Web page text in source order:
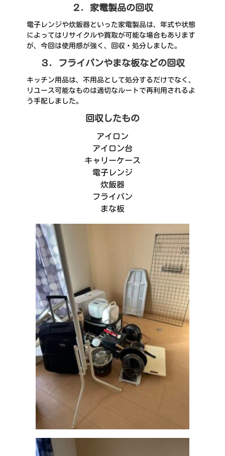
２．家電製品の回収
電子レンジや炊飯器といった家電製品は、年式や状態
によってはリサイクルや買取が可能な場合もあります
が、今回は使用感が強く、回収・処分しました。
３．フライパンやまな板などの回収
キッチン用品は、不用品として処分するだけでなく、
リユース可能なものは適切なルートで再利用されるよ
う手配しました。
回収したもの
アイロン
アイロン台
キャリーケース
電子レンジ
炊飯器
フライパン
まな板